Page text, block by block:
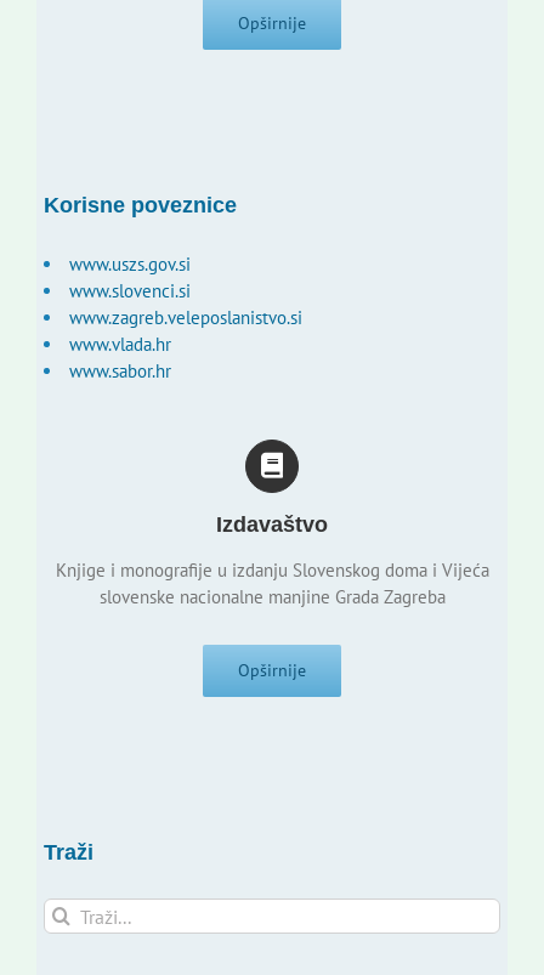
Opširnije
Korisne poveznice
www.uszs.gov.si
www.slovenci.si
www.zagreb.veleposlanistvo.si
www.vlada.hr
www.sabor.hr
Izdavaštvo
Knjige i monografije u izdanju Slovenskog doma i Vijeća
slovenske nacionalne manjine Grada Zagreba
Opširnije
Traži
Traži...